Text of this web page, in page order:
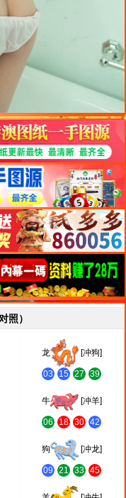
照）
龙 [冲狗]
03 15 27 39
牛 [冲羊]
06 18 30 42
狗 [冲龙]
09 21 33 45